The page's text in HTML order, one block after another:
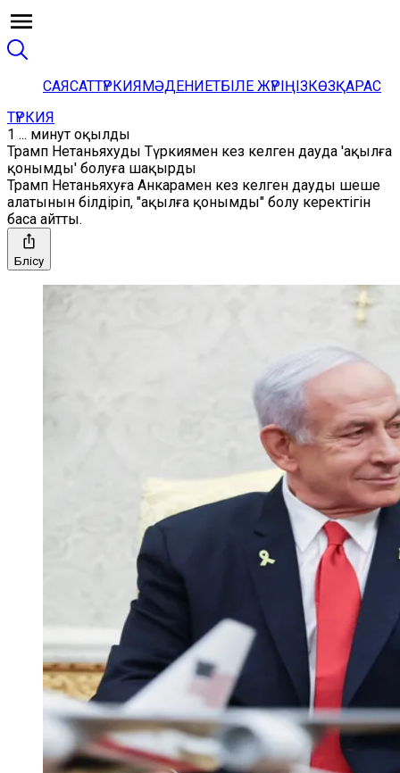
САЯСАТТҮРКИЯМӘДЕНИЕТБІЛЕ ЖҮРІҢІЗКӨЗҚАРАС
ТҮРКИЯ
1 ... минут оқылды
Трамп Нетаньяхуды Түркиямен кез келген дауда 'ақылға
қонымды' болуға шақырды
Трамп Нетаньяхуға Анкарамен кез келген дауды шеше
алатынын білдіріп, "ақылға қонымды" болу керектігін
баса айтты.
Бөлісу